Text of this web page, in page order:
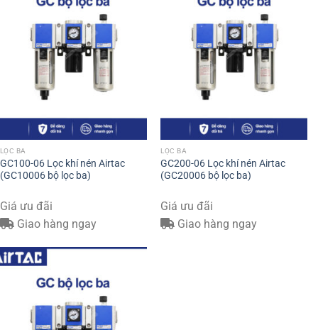
LỌC BA
GC100-06 Lọc khí nén Airtac
(GC10006 bộ lọc ba)
Giá ưu đãi
Giao hàng ngay
LỌC BA
GC200-06 Lọc khí nén Airtac
(GC20006 bộ lọc ba)
Giá ưu đãi
Giao hàng ngay